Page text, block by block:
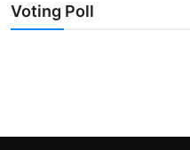
Voting Poll